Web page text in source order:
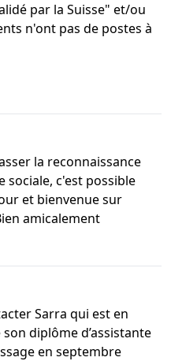
par la Suisse" et/ou
n'ont pas de postes à
la reconnaissance
sociale, c'est possible
et bienvenue sur
amicalement
Sarra qui est en
diplôme d’assistante
en septembre